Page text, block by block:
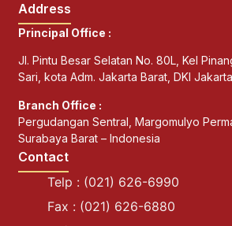
Address
Principal Office :
Jl. Pintu Besar Selatan No. 80L, Kel
Sari, kota Adm. Jakarta Barat, DKI Jakarta
Branch Office :
Pergudangan Sentral, Margomulyo
Surabaya Barat – Indonesia
Contact
Telp : (021) 626-6990
Fax : (021) 626-6880